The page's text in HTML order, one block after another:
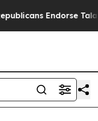
Endorse Talarico